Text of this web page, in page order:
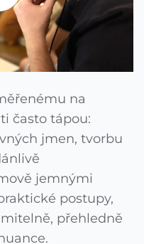
na
často tápou:
jmen, tvorbu
jemnými
postupy,
přehledně